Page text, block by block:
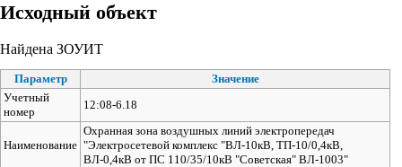
Исходный объект
Найдена ЗОУИТ
Параметр
Значение
Учетный
номер
12:08-6.18
Наименование
Охранная зона воздушных линий электропередач
"Электросетевой комплекс "ВЛ-10кВ, ТП-10/0,4кВ,
ВЛ-0,4кВ от ПС 110/35/10кВ "Советская" ВЛ-1003"